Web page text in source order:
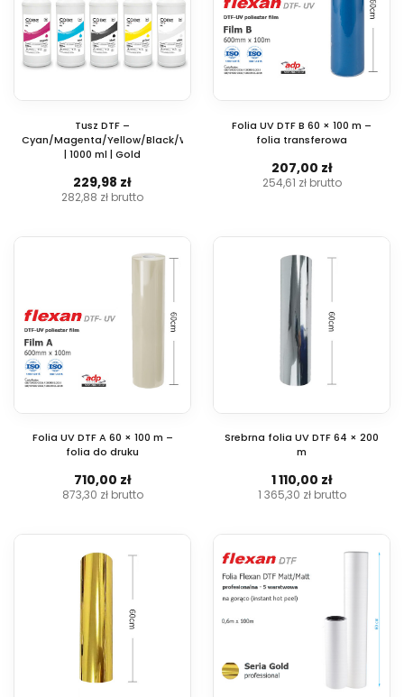
Tusz DTF –
Cyan/Magenta/Yellow/Black/White
| 1000 ml | Gold
229,98 zł
282,88 zł brutto
Folia UV DTF B 60 × 100 m –
folia transferowa
207,00 zł
254,61 zł brutto
Folia UV DTF A 60 × 100 m –
folia do druku
710,00 zł
873,30 zł brutto
Srebrna folia UV DTF 64 × 200
m
1 110,00 zł
1 365,30 zł brutto